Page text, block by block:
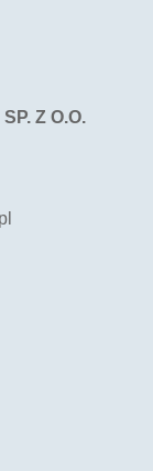
Z O.O.